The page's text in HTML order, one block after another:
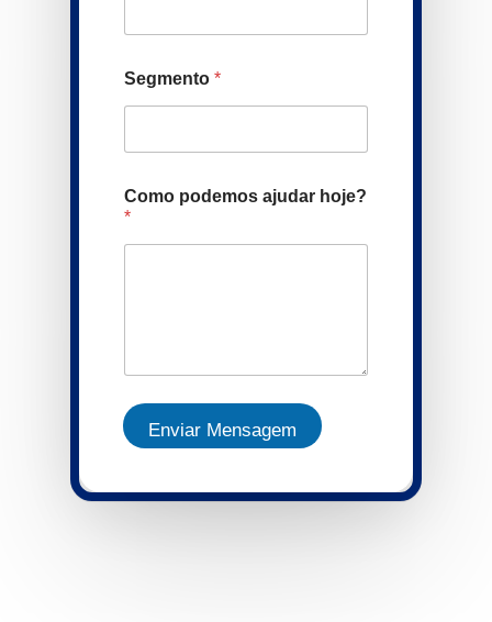
Segmento*
Como podemos ajudar hoje?
*
Enviar Mensagem